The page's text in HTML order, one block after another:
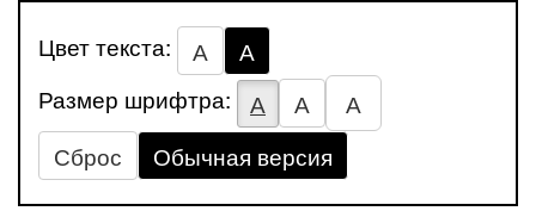
Цвет текста: А
А
Размер шрифтра:
А А
А
Сброс
Обычная версия